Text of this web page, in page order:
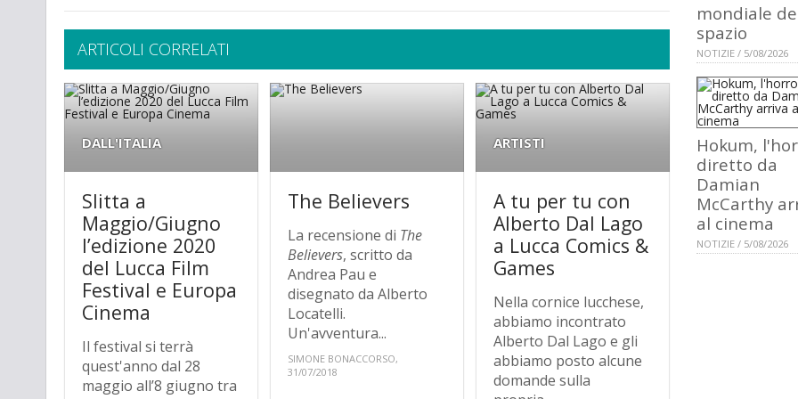
ARTICOLI CORRELATI
DALL'ITALIA
Slitta a
Maggio/Giugno
l’edizione 2020
del Lucca Film
Festival e Europa
Cinema
Il festival si terrà
quest'anno dal 28
maggio all’8 giugno tra
The Believers
La recensione di The
Believers, scritto da
Andrea Pau e
disegnato da Alberto
Locatelli.
Un'avventura...
SIMONE BONACCORSO,
31/07/2018
ARTISTI
A tu per tu con
Alberto Dal Lago
a Lucca Comics &
Games
Nella cornice lucchese,
abbiamo incontrato
Alberto Dal Lago e gli
abbiamo posto alcune
domande sulla
mondiale
spazio
NOTIZIE / 5/08/2026
Hokum,
diretto da
Damian
McCarthy
al cinema
NOTIZIE / 5/08/2026